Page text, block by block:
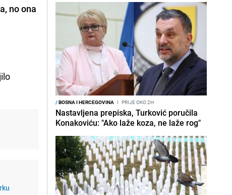
no ona
/BOSNA I HERCEGOVINA I PRIJE OKO 2H
Nastavljena prepiska, Turković poručila
Konakoviću: "Ako laže koza, ne laže rog"